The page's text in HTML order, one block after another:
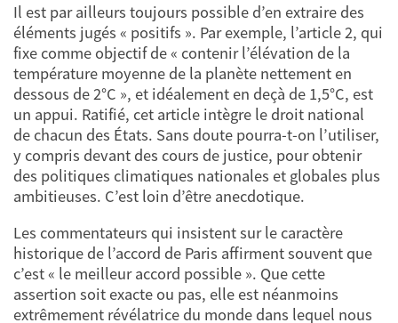
Il est par ailleurs toujours possible d’en extraire des
éléments jugés « positifs ». Par exemple, l’article 2, qui
fixe comme objectif de « contenir l’élévation de la
température moyenne de la planète nettement en
dessous de 2°C », et idéalement en deçà de 1,5°C, est
un appui. Ratifié, cet article intègre le droit national
de chacun des États. Sans doute pourra-t-on l’utiliser,
y compris devant des cours de justice, pour obtenir
des politiques climatiques nationales et globales plus
ambitieuses. C’est loin d’être anecdotique.
Les commentateurs qui insistent sur le caractère
historique de l’accord de Paris affirment souvent que
c’est « le meilleur accord possible ». Que cette
assertion soit exacte ou pas, elle est néanmoins
extrêmement révélatrice du monde dans lequel nous